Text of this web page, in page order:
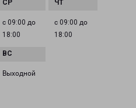
с 09:00 до
18:00
с 09:00 до
18:00
Выходной